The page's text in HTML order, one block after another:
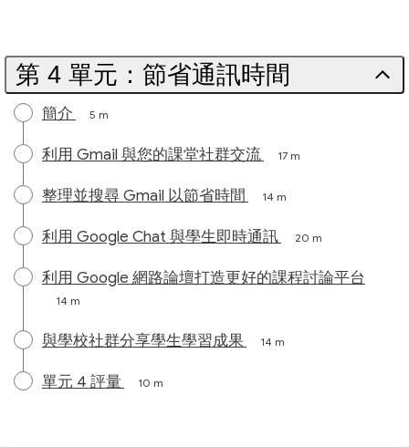
第 4 單元：節省通訊時間
簡介 5 m
利用 Gmail 與您的課堂社群交流 17 m
整理並搜尋 Gmail 以節省時間 14 m
利用 Google Chat 與學生即時通訊 20 m
利用 Google 網路論壇打造更好的課程討論平台
14 m
與學校社群分享學生學習成果 14 m
單元 4 評量 10 m